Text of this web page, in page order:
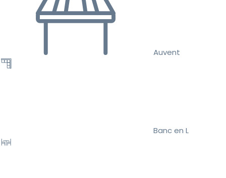
Auvent
Banc en L